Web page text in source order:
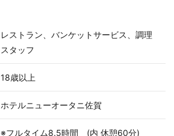
レストラン、バンケットサービス、調理
スタッフ
18歳以上
ホテルニューオータニ佐賀
※フルタイム8.5時間 (内 休憩60分)